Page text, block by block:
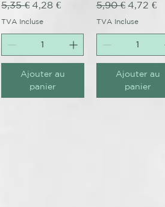
Prix original
5,35 € Prix promotionnel
4,28 €
TVA Incluse
Ajouter au
panier
Prix original
5,90 € Prix
4,72 €
TVA Incluse
Ajouter au
panier